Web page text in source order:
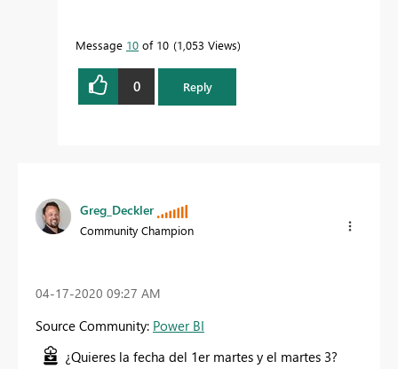
Message 10 of 10 1,053 Views
0 Reply
Greg_Deckler
Community Champion
‎04-17-2020 09:27 AM
Source Community: Power BI
¿Quieres la fecha del 1er martes y el martes 3?